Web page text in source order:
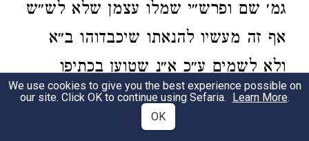
גמ׳ שם ופרש״י שמלו עצמן שלא לש״ש
אף זה מעשיו להנאתו שיכבדוהו ב״א
ולא לשמים ע״כ א״נ שטוען בכתיפו
עצים ואמר שהוא רודף בזה אחר מצות
We use cookies to give you the best experience possible on
our site. Click OK to continue using Sefaria. Learn More.
OK